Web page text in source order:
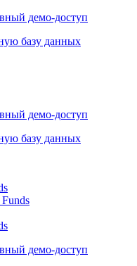
демо-доступ
базу данных
демо-доступ
базу данных
демо-доступ